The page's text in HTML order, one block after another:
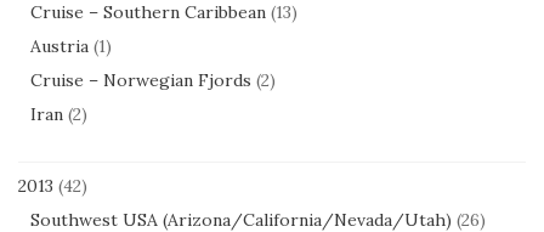
Cruise – Southern Caribbean (13)
Austria (1)
Cruise – Norwegian Fjords (2)
Iran (2)
2013 (42)
Southwest USA (Arizona/California/Nevada/Utah) (26)